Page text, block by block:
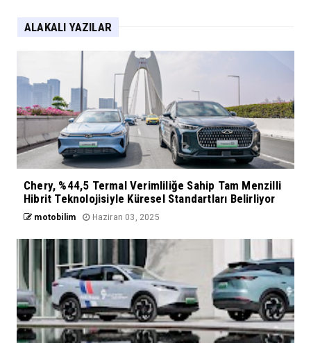
ALAKALI YAZILAR
Chery, %44,5 Termal Verimliliğe Sahip Tam Menzilli
Hibrit Teknolojisiyle Küresel Standartları Belirliyor
motobilim Haziran 03, 2025